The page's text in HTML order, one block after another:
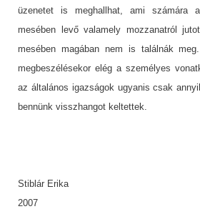
üzenetet is meghallhat, ami számára
mesében levő valamely mozzanatról
mesében magában nem is találnák
megbeszélésekor elég a személyes
az általános igazságok ugyanis csak
bennünk visszhangot keltettek.
Stiblár Erika
2007